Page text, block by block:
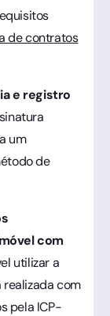
de contratos
e registro
um
de
com
utilizar a
com
pela ICP-